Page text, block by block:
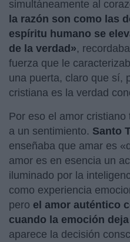
simultáneamente al
la razón son como las
espíritu humano se
de la verdad», recordaba
fuerza que le
una puerta, claro que sí,
cristiana es la verdad
Por eso el amor
a un sentimiento. Santo
enseñaba que amar es
amor es en esencia un
iluminado por la
como experiencia
pero el amor auténtico
cuando la emoción
aparece la decisión